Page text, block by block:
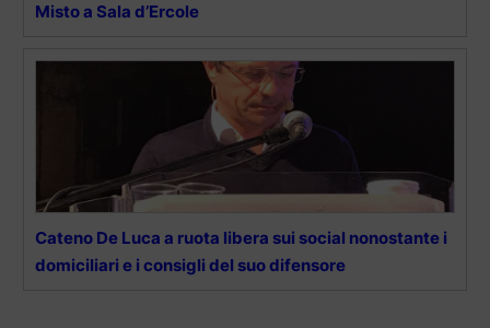
Misto a Sala d’Ercole
Cateno De Luca a ruota libera sui social nonostante i
domiciliari e i consigli del suo difensore